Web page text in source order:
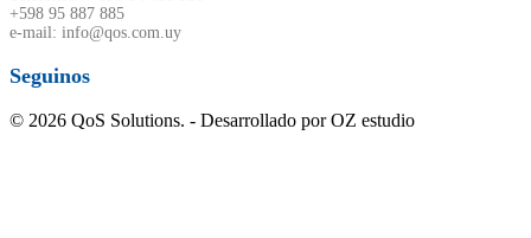
+598 95 887 885
e-mail: info@qos.com.uy
Seguinos
© 2026 QoS Solutions. - Desarrollado por OZ estudio